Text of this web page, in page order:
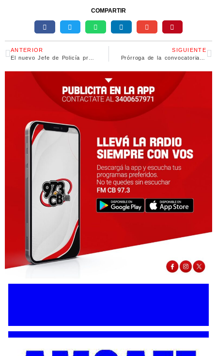
COMPARTIR
ANTERIOR
El nuevo Jefe de Policía prometió una «reestructuración» profunda
SIGUIENTE
Prórroga de la convocatoria federal Culturas Gauchas